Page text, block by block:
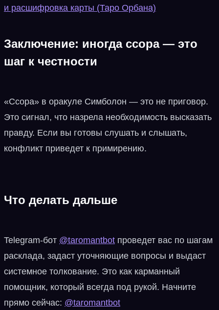
и расшифровка карты (Таро Орбана)
Заключение: иногда ссора — это
шаг к честности
«Ссора» в оракуле Симболон — это не приговор.
Это сигнал, что назрела необходимость высказать
правду. Если вы готовы слушать и слышать,
конфликт приведет к примирению.
Что делать дальше
Telegram-бот @taromantbot проведет вас по шагам
расклада, задаст уточняющие вопросы и выдаст
системное толкование. Это как карманный
помощник, который всегда под рукой. Начните
прямо сейчас: @taromantbot